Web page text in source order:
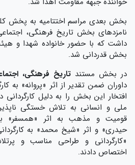
بخش بعدی مراسم اختتامیه به پخش
نامزدهای بخش تاریخ فرهنگی،
داشت که با حضور خانواده شهدا و
بخش قدردانی شد.
در بخش مستند تاریخ فرهنگی،
داوران ضمن تقدیر از اثر «پروانه» به
افتخار این بخش را به دلیل
ملی و انسانی به تلاش خستگی
قومیت و مذهب به اثر «همسفر»
حیدری» و اثر «شیخ محمد» به
«کارگردانی و طراحی مناسب و
اختصاص دادند.